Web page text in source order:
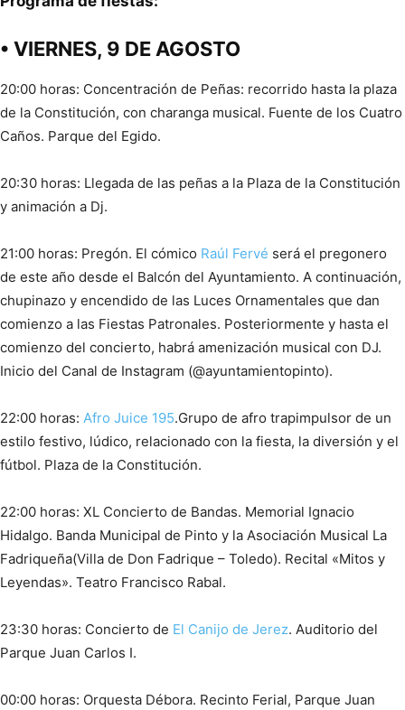
• VIERNES, 9 DE AGOSTO
20:00 horas: Concentración de Peñas: recorrido hasta la plaza
de la Constitución, con charanga musical. Fuente de los Cuatro
Caños. Parque del Egido.
20:30 horas: Llegada de las peñas a la Plaza de la Constitución
y animación a Dj.
21:00 horas: Pregón. El cómico Raúl Fervé será el pregonero
de este año desde el Balcón del Ayuntamiento. A continuación,
chupinazo y encendido de las Luces Ornamentales que dan
comienzo a las Fiestas Patronales. Posteriormente y hasta el
comienzo del concierto, habrá amenización musical con DJ.
Inicio del Canal de Instagram (@ayuntamientopinto).
22:00 horas: Afro Juice 195.Grupo de afro trapimpulsor de un
estilo festivo, lúdico, relacionado con la fiesta, la diversión y el
fútbol. Plaza de la Constitución.
22:00 horas: XL Concierto de Bandas. Memorial Ignacio
Hidalgo. Banda Municipal de Pinto y la Asociación Musical La
Fadriqueña(Villa de Don Fadrique – Toledo). Recital «Mitos y
Leyendas». Teatro Francisco Rabal.
23:30 horas: Concierto de El Canijo de Jerez. Auditorio del
Parque Juan Carlos I.
00:00 horas: Orquesta Débora. Recinto Ferial, Parque Juan